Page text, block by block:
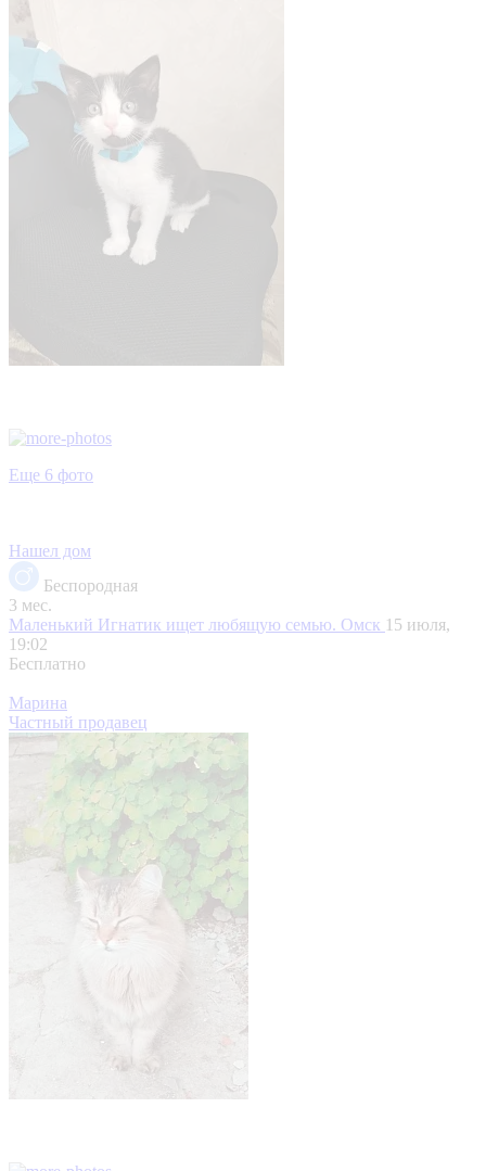
Еще 6 фото
Нашел дом
Беспородная
3 мес.
Маленький Игнатик ищет любящую семью. Омск 15 июля,
19:02
Бесплатно
Марина
Частный продавец